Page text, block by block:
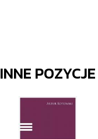
INNE